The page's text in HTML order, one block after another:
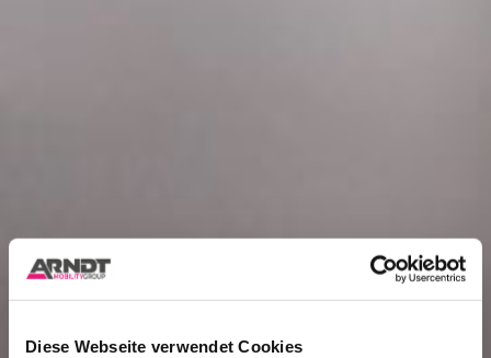
Diese Webseite verwendet Cookies